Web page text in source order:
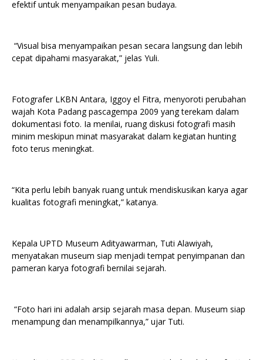
efektif untuk menyampaikan pesan budaya.
“Visual bisa menyampaikan pesan secara langsung dan lebih
cepat dipahami masyarakat,” jelas Yuli.
Fotografer LKBN Antara, Iggoy el Fitra, menyoroti perubahan
wajah Kota Padang pascagempa 2009 yang terekam dalam
dokumentasi foto. Ia menilai, ruang diskusi fotografi masih
minim meskipun minat masyarakat dalam kegiatan hunting
foto terus meningkat.
“Kita perlu lebih banyak ruang untuk mendiskusikan karya agar
kualitas fotografi meningkat,” katanya.
Kepala UPTD Museum Adityawarman, Tuti Alawiyah,
menyatakan museum siap menjadi tempat penyimpanan dan
pameran karya fotografi bernilai sejarah.
“Foto hari ini adalah arsip sejarah masa depan. Museum siap
menampung dan menampilkannya,” ujar Tuti.